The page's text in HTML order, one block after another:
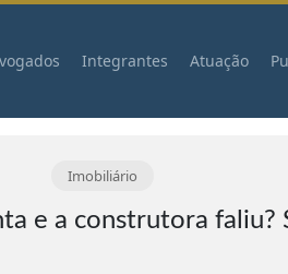
Integrantes Atuação
Imobiliário
e a construtora faliu?